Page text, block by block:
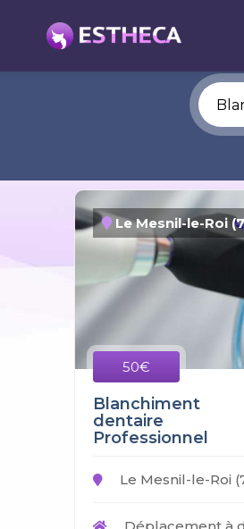
Le Mesnil-le-Roi
50€
Blanchiment
dentaire
Professionnel
Le Mesnil-le-Roi